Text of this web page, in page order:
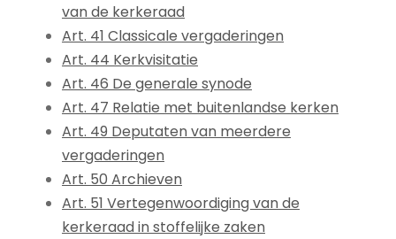
van de kerkeraad
Art. 41 Classicale vergaderingen
Art. 44 Kerkvisitatie
Art. 46 De generale synode
Art. 47 Relatie met buitenlandse kerken
Art. 49 Deputaten van meerdere
vergaderingen
Art. 50 Archieven
Art. 51 Vertegenwoordiging van de
kerkeraad in stoffelijke zaken